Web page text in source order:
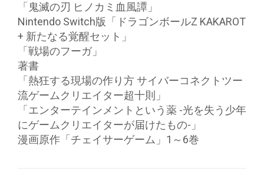
「鬼滅の刃 ヒノカミ血風譚」
Nintendo Switch版「ドラゴンボールZ KAKAROT
+ 新たなる覚醒セット」
「戦場のフーガ」
著書
「熱狂する現場の作り方 サイバーコネクトツー
流ゲームクリエイター超十則」
「エンターテインメントという薬 -光を失う少年
にゲームクリエイターが届けたもの-」
漫画原作「チェイサーゲーム」1～6巻